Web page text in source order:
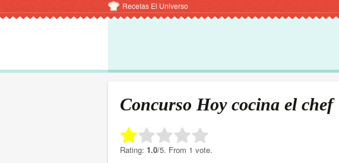
Recetas El Universo
Concurso Hoy cocina el chef
Rate this item:
Rating: 1.0/5. From 1 vote.